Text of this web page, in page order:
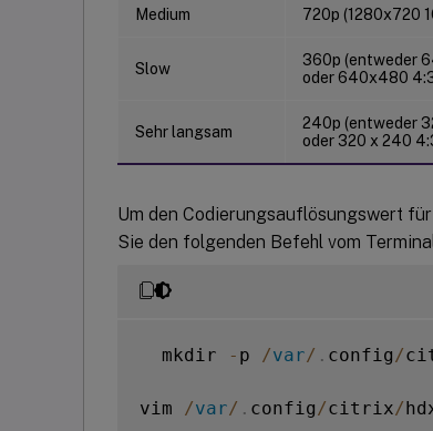
Medium 720p (1280x720
Slow
360p (entweder
oder 640x480
Sehr langsam
240p (entweder
oder 320 x 240
Um den Codierungsauflösungswert
Sie den folgenden Befehl vom
  mkdir
- p /var/ . config /
vim /var/ . config /citrix/